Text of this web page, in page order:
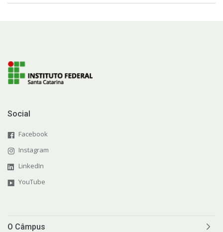
Social
Facebook
Instagram
LinkedIn
YouTube
O Câmpus